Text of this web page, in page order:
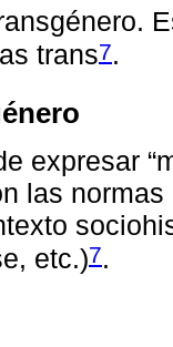
trans7.
expresar
las
etc.)7.